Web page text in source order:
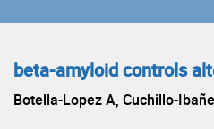
beta-amyloid controls
Botella-Lopez A, Cuchillo-